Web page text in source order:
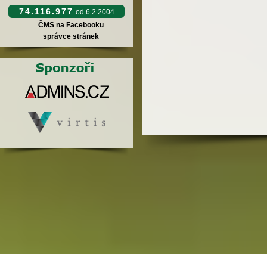
74.116.977 od 6.2.2004
ČMS na Facebooku
správce stránek